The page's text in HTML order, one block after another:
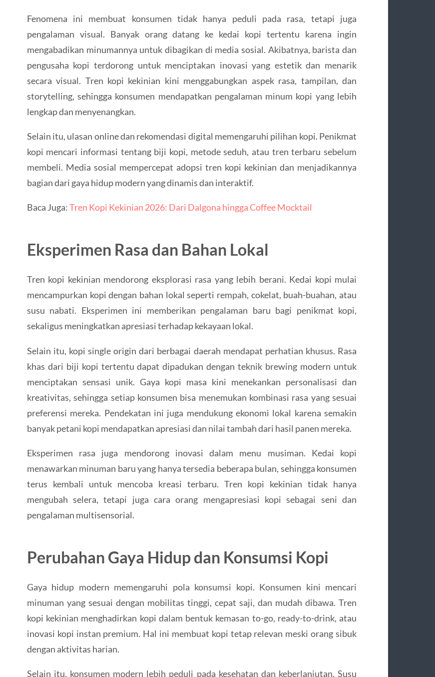
Fenomena ini membuat konsumen tidak hanya peduli pada rasa, tetapi juga
pengalaman visual. Banyak orang datang ke kedai kopi tertentu karena ingin
mengabadikan minumannya untuk dibagikan di media sosial. Akibatnya, barista dan
pengusaha kopi terdorong untuk menciptakan inovasi yang estetik dan menarik
secara visual. Tren kopi kekinian kini menggabungkan aspek rasa, tampilan, dan
storytelling, sehingga konsumen mendapatkan pengalaman minum kopi yang lebih
lengkap dan menyenangkan.
Selain itu, ulasan online dan rekomendasi digital memengaruhi pilihan kopi. Penikmat
kopi mencari informasi tentang biji kopi, metode seduh, atau tren terbaru sebelum
membeli. Media sosial mempercepat adopsi tren kopi kekinian dan menjadikannya
bagian dari gaya hidup modern yang dinamis dan interaktif.
Baca Juga:Tren Kopi Kekinian 2026: Dari Dalgona hingga Coffee Mocktail
Eksperimen Rasa dan Bahan Lokal
Tren kopi kekinian mendorong eksplorasi rasa yang lebih berani. Kedai kopi mulai
mencampurkan kopi dengan bahan lokal seperti rempah, cokelat, buah-buahan, atau
susu nabati. Eksperimen ini memberikan pengalaman baru bagi penikmat kopi,
sekaligus meningkatkan apresiasi terhadap kekayaan lokal.
Selain itu, kopi single origin dari berbagai daerah mendapat perhatian khusus. Rasa
khas dari biji kopi tertentu dapat dipadukan dengan teknik brewing modern untuk
menciptakan sensasi unik. Gaya kopi masa kini menekankan personalisasi dan
kreativitas, sehingga setiap konsumen bisa menemukan kombinasi rasa yang sesuai
preferensi mereka. Pendekatan ini juga mendukung ekonomi lokal karena semakin
banyak petani kopi mendapatkan apresiasi dan nilai tambah dari hasil panen mereka.
Eksperimen rasa juga mendorong inovasi dalam menu musiman. Kedai kopi
menawarkan minuman baru yang hanya tersedia beberapa bulan, sehingga konsumen
terus kembali untuk mencoba kreasi terbaru. Tren kopi kekinian tidak hanya
mengubah selera, tetapi juga cara orang mengapresiasi kopi sebagai seni dan
pengalaman multisensorial.
Perubahan Gaya Hidup dan Konsumsi Kopi
Gaya hidup modern memengaruhi pola konsumsi kopi. Konsumen kini mencari
minuman yang sesuai dengan mobilitas tinggi, cepat saji, dan mudah dibawa. Tren
kopi kekinian menghadirkan kopi dalam bentuk kemasan to-go, ready-to-drink, atau
inovasi kopi instan premium. Hal ini membuat kopi tetap relevan meski orang sibuk
dengan aktivitas harian.
Selain itu, konsumen modern lebih peduli pada kesehatan dan keberlanjutan. Susu